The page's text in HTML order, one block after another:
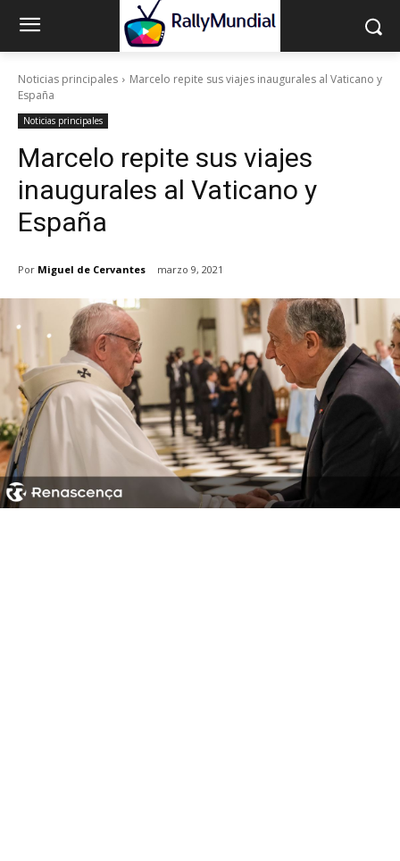
Noticias principales
Marcelo repite sus viajes inaugurales al Vaticano y
España
Noticias principales
Marcelo repite sus viajes
inaugurales al Vaticano y
España
Por Miguel de Cervantes marzo 9, 2021